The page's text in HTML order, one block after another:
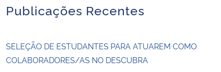
Ministério do Desenvolvimento Regional
Controladoria-Geral da União
Publicações Recentes
SELEÇÃO DE ESTUDANTES PARA ATUAREM COMO
COLABORADORES/AS NO DESCUBRA